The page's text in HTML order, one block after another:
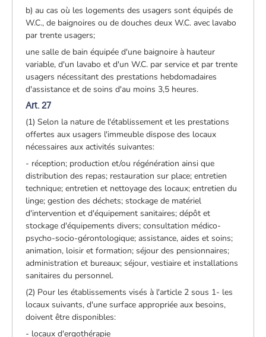
b) au cas où les logements des usagers sont équipés de
W.C., de baignoires ou de douches deux W.C. avec lavabo
par trente usagers;
une salle de bain équipée d'une baignoire à hauteur
variable, d'un lavabo et d'un W.C. par service et par trente
usagers nécessitant des prestations hebdomadaires
d'assistance et de soins d'au moins 3,5 heures.
Art. 27
(1) Selon la nature de l'établissement et les prestations
offertes aux usagers l'immeuble dispose des locaux
nécessaires aux activités suivantes:
- réception; production et/ou régénération ainsi que
distribution des repas; restauration sur place; entretien
technique; entretien et nettoyage des locaux; entretien du
linge; gestion des déchets; stockage de matériel
d'intervention et d'équipement sanitaires; dépôt et
stockage d'équipements divers; consultation médico-
psycho-socio-gérontologique; assistance, aides et soins;
animation, loisir et formation; séjour des pensionnaires;
administration et bureaux; séjour, vestiaire et installations
sanitaires du personnel.
(2) Pour les établissements visés à l'article 2 sous 1- les
locaux suivants, d'une surface appropriée aux besoins,
doivent être disponibles:
- locaux d'ergothérapie